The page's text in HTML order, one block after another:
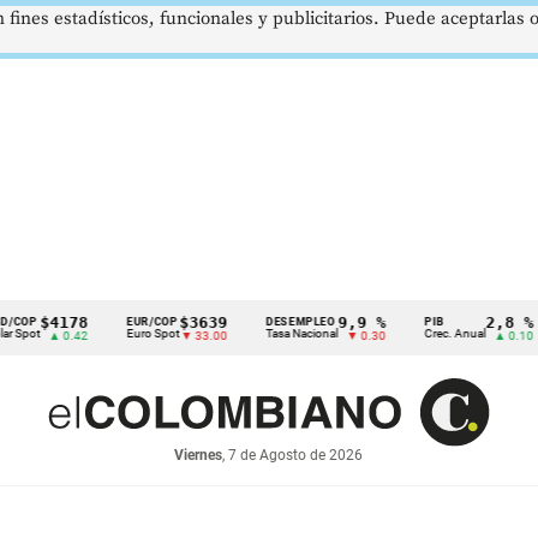
▲ 0.42
EUR/COP
Euro Spot
$3639
▼ 33.00
DESEMPLEO
Tasa Nacional
9,9 %
▼ 0.30
PIB
Crec. Anual
2,8 %
▲ 0.10
Viernes, 7 de Agosto de 2026
estadísticos, funcionales y publicitarios. Puede aceptarlas